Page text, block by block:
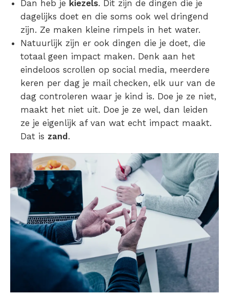
Dan heb je kiezels. Dit zijn de dingen die je
dagelijks doet en die soms ook wel dringend
zijn. Ze maken kleine rimpels in het water.
Natuurlijk zijn er ook dingen die je doet, die
totaal geen impact maken. Denk aan het
eindeloos scrollen op social media, meerdere
keren per dag je mail checken, elk uur van de
dag controleren waar je kind is. Doe je ze niet,
maakt het niet uit. Doe je ze wel, dan leiden
ze je eigenlijk af van wat echt impact maakt.
Dat is zand .